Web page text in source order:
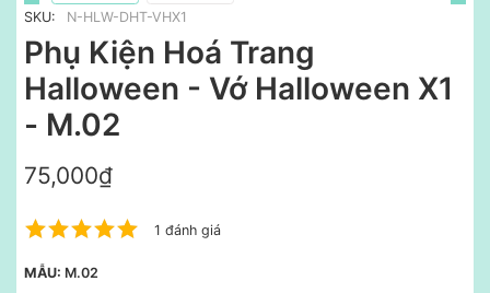
SKU: N-HLW-DHT-VHX1
Phụ Kiện Hoá Trang
Halloween - Vớ Halloween X1
- M.02
75,000₫
1 đánh giá
MẪU: M.02